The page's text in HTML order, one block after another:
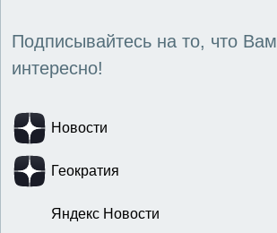
Подписывайтесь на то, что Вам
интересно!
Новости
Геократия
Яндекс Новости